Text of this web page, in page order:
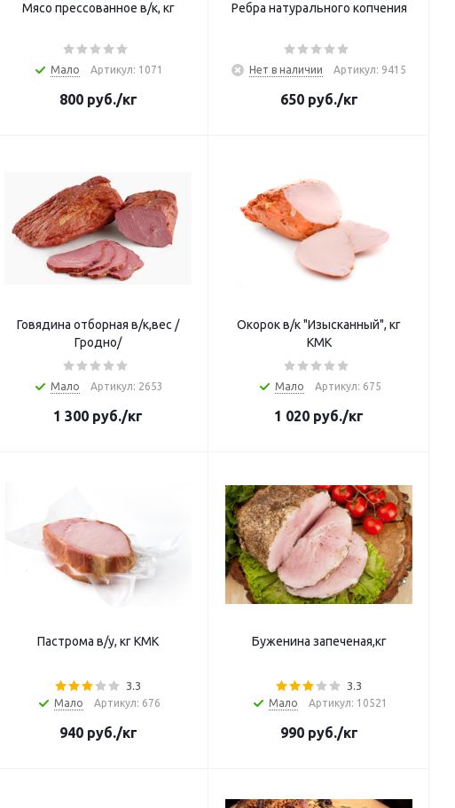
Мясо прессованное в/к, кг
Мало Артикул: 1071
800руб./кг
Ребра натурального копчения
Нет в наличии Артикул: 9415
650руб./кг
Говядина отборная в/к,вес /
Гродно/
Мало Артикул: 2653
1 300 руб./кг
Окорок в/к "Изысканный", кг
КМК
Мало Артикул: 675
1 020 руб./кг
Пастрома в/у, кг КМК
3.3
Мало Артикул: 676
940руб./кг
Буженина запеченая,кг
3.3
Мало Артикул: 10521
990руб./кг